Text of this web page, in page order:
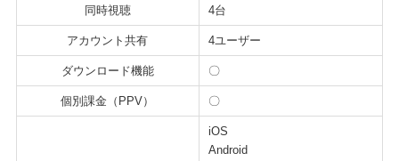
同時視聴 4台
アカウント共有 4ユーザー
ダウンロード機能 〇
個別課金（PPV） 〇
iOS
Android